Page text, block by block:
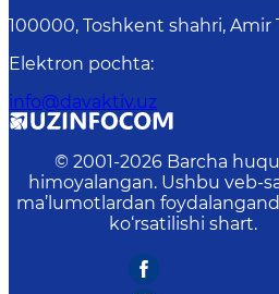
100000, Toshkent shahri, Amir
Elektron pochta:
info@davaktiv.uz
© 2001-2026 Barcha
himoyalangan. Ushbu veb-
ma’lumotlardan
ko‘rsatilishi shart.